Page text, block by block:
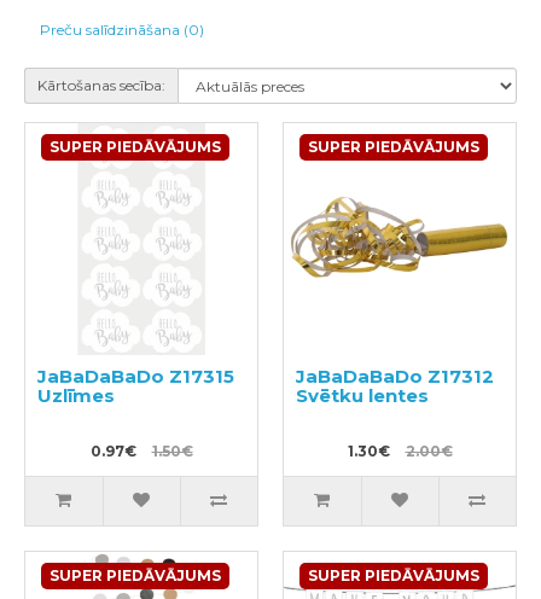
Preču salīdzināšana (0)
Kārtošanas secība:
SUPER PIEDĀVĀJUMS
JaBaDaBaDo Z17315
Uzlīmes
0.97€ 1.50€
SUPER PIEDĀVĀJUMS
JaBaDaBaDo Z17312
Svētku lentes
1.30€ 2.00€
SUPER PIEDĀVĀJUMS SUPER PIEDĀVĀJUMS